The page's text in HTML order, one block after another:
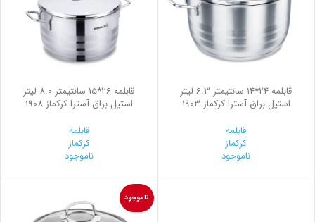
قابلمه 24*14 سانتیمتر 6.3 لیتر
استیل براق آسترا کرکماز 1903
قابلمه
کرکماز
ناموجود
قابلمه 26*15 سانتیمتر 8.0 لیتر
استیل براق آسترا کرکماز 1908
قابلمه
کرکماز
ناموجود
ناموجود